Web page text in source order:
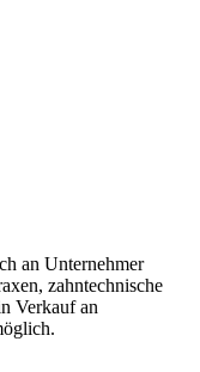
an Unternehmer
zahntechnische
Verkauf an